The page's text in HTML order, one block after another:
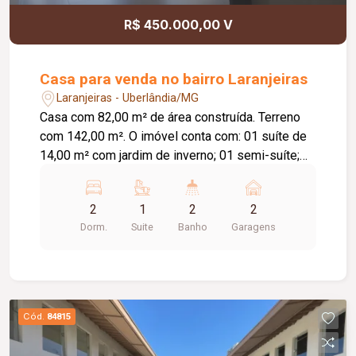
R$ 450.000,00 V
Casa para venda no bairro Laranjeiras
Laranjeiras - Uberlândia/MG
Casa com 82,00 m² de área construída. Terreno
com 142,00 m². O imóvel conta com: 01 suíte de
14,00 m² com jardim de inverno; 01 semi-suíte;
m; Área gourmet; Diferenciais: Piso em
porcelanato Via Rosa Tipo A com rodapé
embutido; Tubulação Amanco; Louças Deca; Gás
banheiros e cozinha; Banheiros com box e ducha
higiênica; Paisagismo completo; Muros com
concertina e cerca elétrica, proporcionando mais
2
Dorm.
1
Suite
2
Banho
2
Garagens
Cód. 84815